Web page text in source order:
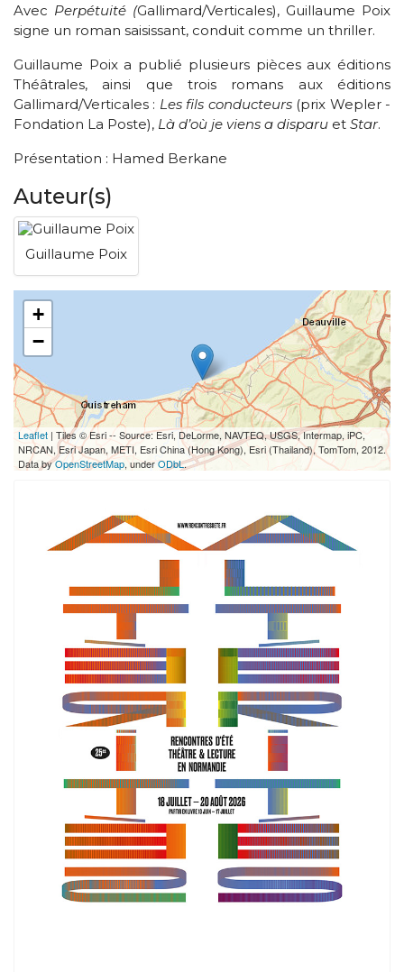
Avec Perpétuité (Gallimard/Verticales), Guillaume Poix
signe un roman saisissant, conduit comme un thriller.
Guillaume Poix a publié plusieurs pièces aux éditions
Théâtrales, ainsi que trois romans aux éditions
Gallimard/Verticales : Les fils conducteurs(prix Wepler -
Fondation La Poste), Là d’où je viens a disparu et Star.
Présentation : Hamed Berkane
Auteur(s)
Guillaume Poix
+
−
Leaflet | Tiles © Esri -- Source: Esri, DeLorme, NAVTEQ, USGS, Intermap, iPC,
NRCAN, Esri Japan, METI, Esri China (Hong Kong), Esri (Thailand), TomTom, 2012.
Data byOpenStreetMap, underODbL.